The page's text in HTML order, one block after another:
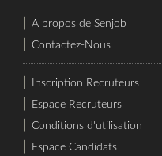
A propos de Senjob
Contactez-Nous
Inscription Recruteurs
Espace Recruteurs
Conditions d'utilisation
Espace Candidats